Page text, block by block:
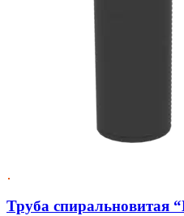
Труба спиральновитая